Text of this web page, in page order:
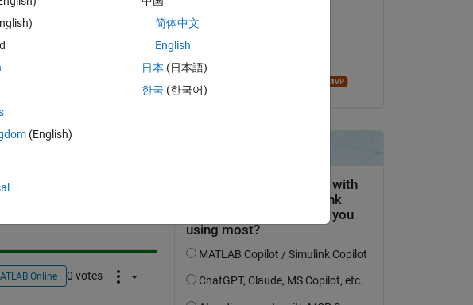
Online 0 votes
le 28 Août 2016
Acceptée :
(English)
简体中文
English
日本 (日本語)
한국 (한국어)